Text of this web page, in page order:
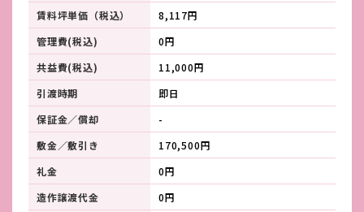
賃料坪単価（税込）
8,117円
管理費(税込)
0円
共益費(税込)
11,000円
引渡時期
即日
保証金／償却
-
敷金／敷引き
170,500円
礼金
0円
造作譲渡代金
0円